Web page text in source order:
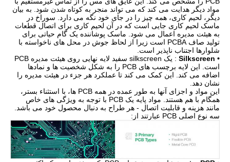
مواد دیگر هدایت می کند که می تواند منجر به کوتاه شدن شود. به بیان
دیگر، لحیم کاری، همه چیز را در جای خود نگه می دارد. سوراخ در
ماسک لحیم کاری جایی است که در آن لحیم کاری برای اتصال قطعات
به هیئت مدیره اعمال می شود. ماسک پوشاننده یک گام حیاتی برای
تولید صاف PCBA است زیرا از لحاظ جوش در محل های ناخواسته با
شلوارها اجتناب ناپذیر است.
• Silkscreen
: یک silkscreen سفید لایه نهایی روی هیئت مدیره PCB
است. این لایه برچسب های PCB را به شکل شخصیت ها و نمادها
اضافه می کند. این کمک می کند تا عملکرد هر جزء در هیئت مدیره را
نشان دهد.
این مواد و اجزای آنها به طور عمده در همه PCB ها، با استثناء بستر،
همگام با هم هستند. مواد پایه یک PCB با توجه به ویژگی های خاص
مانند هزینه و قابلیت اتصال - هر طراح به دنبال محصول خود می باشد.
سه نوع اصلی PCB عبارتند از: